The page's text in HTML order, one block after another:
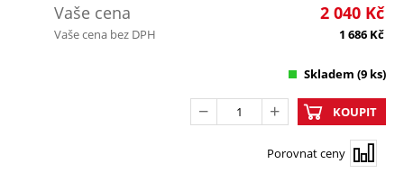
Vaše cena 2 040 Kč
Vaše cena bez DPH 1 686 Kč
Skladem (9 ks)
Porovnat ceny
KOUPIT